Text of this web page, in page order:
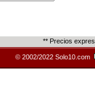
** Precios
© 2002/2022 Solo10.com